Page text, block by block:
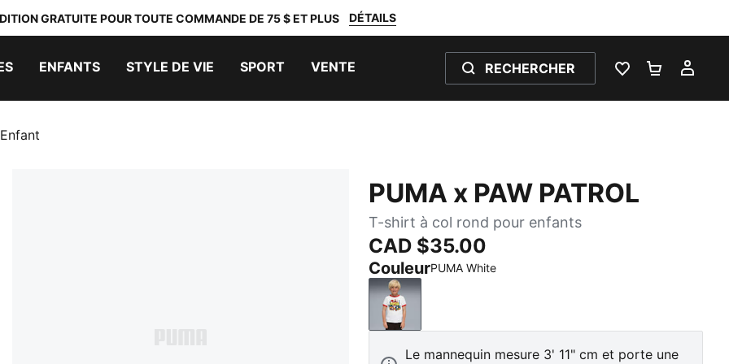
GRATUITE POUR TOUTE COMMANDE DE 75 $ ET PLUS DÉTAILS
ENFANTS STYLE DE VIE SPORT VENTE RECHERCHER
LISTE DEPANIER 0
PUMA x PAW PATROL
T-shirt à col rond pour enfants
CAD $35.00
CouleurPUMA White
PUMA White
Le mannequin mesure 3' 11" cm et porte une